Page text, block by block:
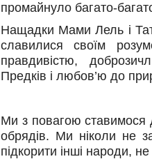
промайнуло багато-
Нащадки Мами Лель і
славилися своїм
правдивістю,
Предків і любов’ю до
Ми з повагою ставимося
обрядів. Ми ніколи не
підкорити інші народи,